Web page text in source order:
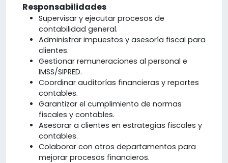
Responsabilidades
Supervisar y ejecutar procesos de
contabilidad general.
Administrar impuestos y asesoría fiscal para
clientes.
Gestionar remuneraciones al personal e
IMSS/SIPRED.
Coordinar auditorías financieras y reportes
contables.
Garantizar el cumplimiento de normas
fiscales y contables.
Asesorar a clientes en estrategias fiscales y
contables.
Colaborar con otros departamentos para
mejorar procesos financieros.